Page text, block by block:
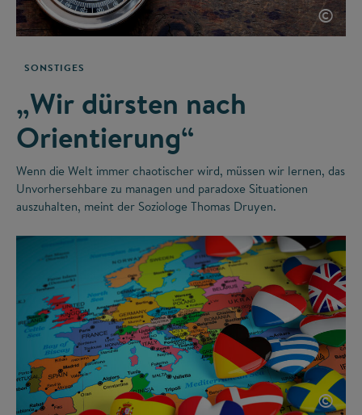
©
SONSTIGES
„Wir dürsten nach
Orientierung“
Wenn die Welt immer chaotischer wird, müssen wir lernen, das
Unvorhersehbare zu managen und paradoxe Situationen
auszuhalten, meint der Soziologe Thomas Druyen.
©